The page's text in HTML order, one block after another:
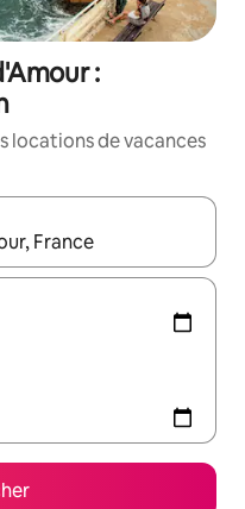
:
locations de vacances
parcourez-les en utilisant